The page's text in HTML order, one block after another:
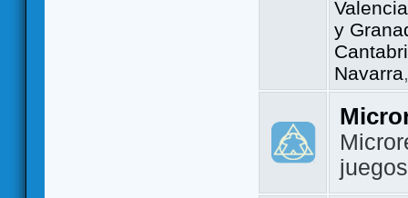
Valencia
y
Navarra